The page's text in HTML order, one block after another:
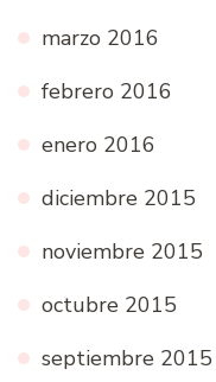
marzo 2016
febrero 2016
enero 2016
diciembre 2015
noviembre 2015
octubre 2015
septiembre 2015